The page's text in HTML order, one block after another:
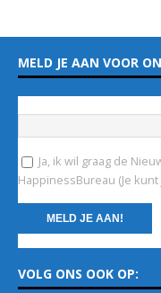
MELD JE AAN VOOR
Ja, ik wil graag de
HappinessBureau (Je
o
VOLG ONS OOK OP: